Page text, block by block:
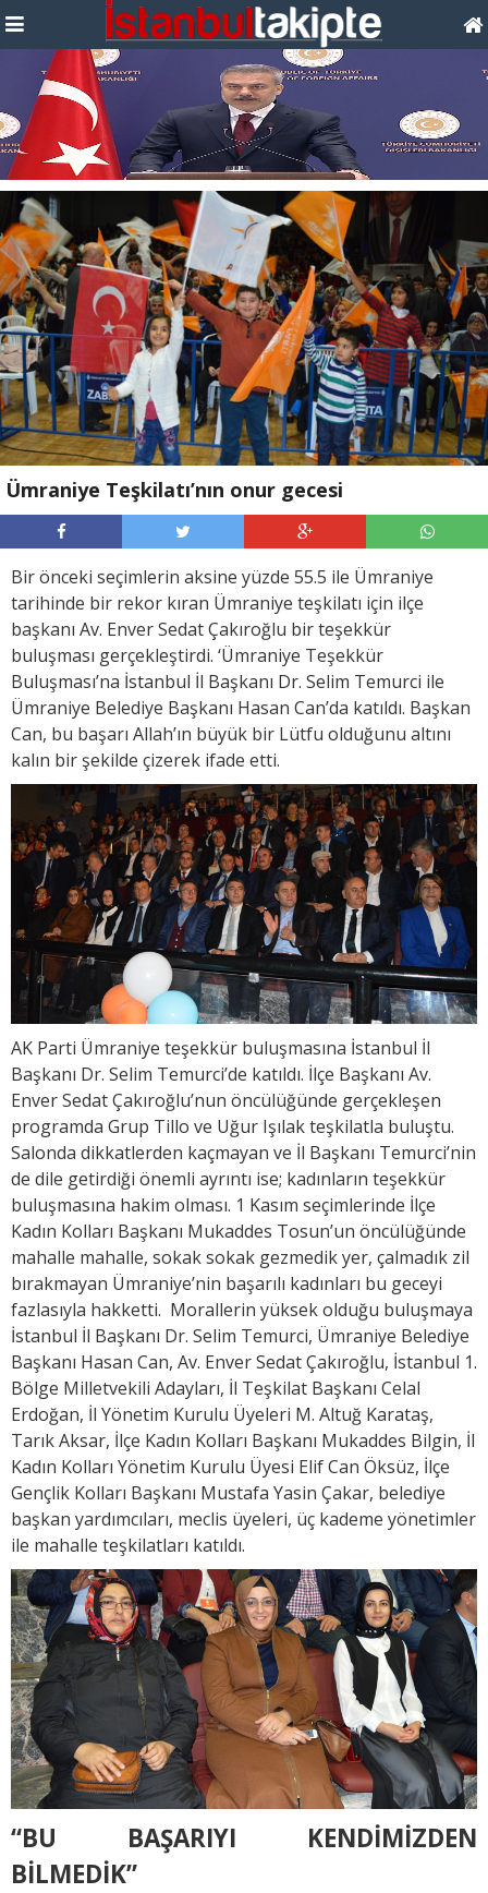
Ümraniye Teşkilatı’nın onur gecesi
Bir önceki seçimlerin aksine yüzde 55.5 ile Ümraniye
tarihinde bir rekor kıran Ümraniye teşkilatı için ilçe
başkanı Av. Enver Sedat Çakıroğlu bir teşekkür
buluşması gerçekleştirdi. ‘Ümraniye Teşekkür
Buluşması’na İstanbul İl Başkanı Dr. Selim Temurci ile
Ümraniye Belediye Başkanı Hasan Can’da katıldı. Başkan
Can, bu başarı Allah’ın büyük bir Lütfu olduğunu altını
kalın bir şekilde çizerek ifade etti.
AK Parti Ümraniye teşekkür buluşmasına İstanbul İl
Başkanı Dr. Selim Temurci’de katıldı. İlçe Başkanı Av.
Enver Sedat Çakıroğlu’nun öncülüğünde gerçekleşen
programda Grup Tillo ve Uğur Işılak teşkilatla buluştu.
Salonda dikkatlerden kaçmayan ve İl Başkanı Temurci’nin
de dile getirdiği önemli ayrıntı ise; kadınların teşekkür
buluşmasına hakim olması. 1 Kasım seçimlerinde İlçe
Kadın Kolları Başkanı Mukaddes Tosun’un öncülüğünde
mahalle mahalle, sokak sokak gezmedik yer, çalmadık zil
bırakmayan Ümraniye’nin başarılı kadınları bu geceyi
fazlasıyla hakketti. Morallerin yüksek olduğu buluşmaya
İstanbul İl Başkanı Dr. Selim Temurci, Ümraniye Belediye
Başkanı Hasan Can, Av. Enver Sedat Çakıroğlu, İstanbul 1.
Bölge Milletvekili Adayları, İl Teşkilat Başkanı Celal
Erdoğan, İl Yönetim Kurulu Üyeleri M. Altuğ Karataş,
Tarık Aksar, İlçe Kadın Kolları Başkanı Mukaddes Bilgin, İl
Kadın Kolları Yönetim Kurulu Üyesi Elif Can Öksüz, İlçe
Gençlik Kolları Başkanı Mustafa Yasin Çakar, belediye
başkan yardımcıları, meclis üyeleri, üç kademe yönetimler
ile mahalle teşkilatları katıldı.
“BU BAŞARIYI KENDİMİZDEN
BİLMEDİK”